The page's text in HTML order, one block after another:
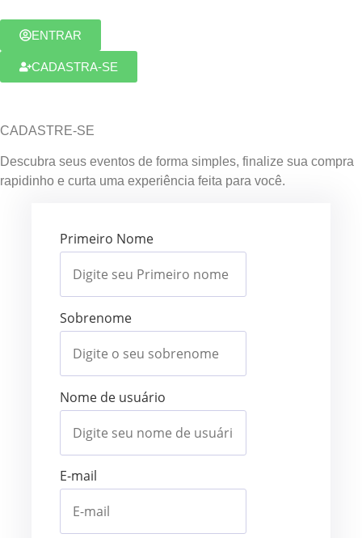
ENTRAR
CADASTRA-SE
CADASTRE-SE
Descubra seus eventos de forma simples, finalize sua compra
rapidinho e curta uma experiência feita para você.
Primeiro Nome
Sobrenome
Nome de usuário
E-mail